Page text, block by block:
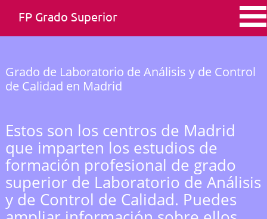
FP Grado Superior
Grado de Laboratorio de Análisis y de Control
de Calidad en Madrid
Estos son los centros de Madrid
que imparten los estudios de
formación profesional de grado
superior de Laboratorio de Análisis
y de Control de Calidad. Puedes